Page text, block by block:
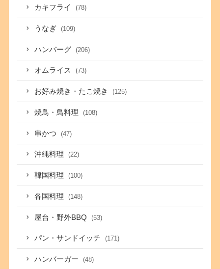
カキフライ (78)
うなぎ (109)
ハンバーグ (206)
オムライス (73)
お好み焼き・たこ焼き (125)
焼鳥・鳥料理 (108)
串かつ (47)
沖縄料理 (22)
韓国料理 (100)
各国料理 (148)
屋台・野外BBQ (53)
パン・サンドイッチ (171)
ハンバーガー (48)